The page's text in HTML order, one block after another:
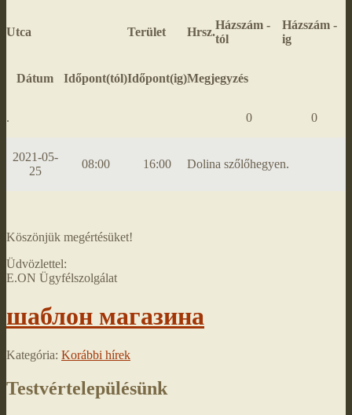
Utca Terület Hrsz.
Házszám -
tól
Házszám -
ig
Dátum Időpont(tól)Időpont(ig)Megjegyzés
. 0 0
2021-05-
25
08:00 16:00 Dolina szőlőhegyen.
Köszönjük megértésüket!
Üdvözlettel:
E.ON Ügyfélszolgálat
шаблон магазина
Kategória: Korábbi hírek
Testvértelepülésünk